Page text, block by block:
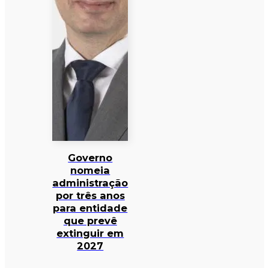
Governo
nomeia
administração
por três anos
para entidade
que prevê
extinguir em
2027